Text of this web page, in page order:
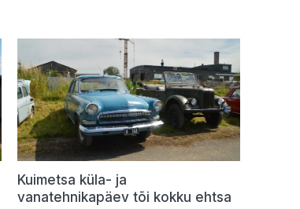
Kuimetsa küla- ja
vanatehnikapäev tõi kokku ehtsa